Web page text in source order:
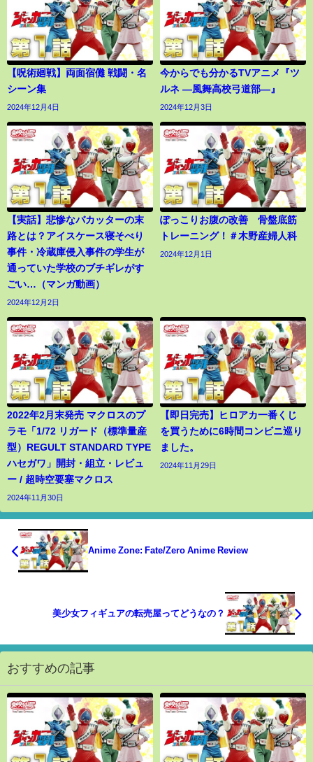
【呪術廻戦】両面宿儺 戦闘・名
シーン集
2024年12月4日
今からでも分かるTVアニメ『ツ
ルネ ―風舞高校弓道部―』
2024年12月3日
【実話】悲惨なバカッターの末
路とは？アイスケース寝そべり
事件・冷蔵庫侵入事件の学生が
通っていた学校のブチギレがす
ごい…（マンガ動画）
2024年12月2日
ぽっこりお腹の改善 骨盤底筋
トレーニング！＃木野産婦人科
2024年12月1日
2022年2月末発売 マクロスのプ
ラモ「1/72 リガード（標準量産
型）REGULT STANDARD TYPE
ハセガワ」開封・組立・レビュ
ー / 超時空要塞マクロス
2024年11月30日
【即日完売】ヒロアカ一番くじ
を買うために6時間コンビニ巡り
ました。
2024年11月29日
Anime Zone: Fate/Zero Anime Review
美少女フィギュアの転売屋ってどうなの？
おすすめの記事